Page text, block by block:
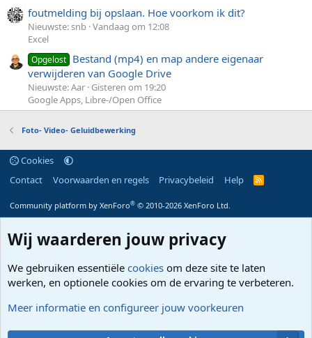
foutmelding bij opslaan. Hoe voorkom ik dit?
Nieuwste: snb Vandaag om 12:08
Excel
Opgelost Bestand (mp4) en map andere eigenaar
verwijderen van Google Drive
Nieuwste: Aar Gisteren om 19:20
Google Apps, Libre-/Open Office
Foto- Video- Geluidbewerking
Cookies
Contact
Voorwaarden en regels Privacybeleid Help
R
Community platform by XenForo® © 2010-2026 XenForo Ltd.
Wij waarderen jouw privacy
We gebruiken essentiële cookies om deze site te laten
werken, en optionele cookies om de ervaring te verbeteren.
Meer informatie en configureer jouw voorkeuren